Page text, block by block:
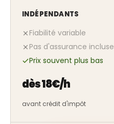
INDÉPENDANTS
Fiabilité variable
Pas d'assurance incluse
Prix souvent plus bas
dès 18€/h
avant crédit d'impôt